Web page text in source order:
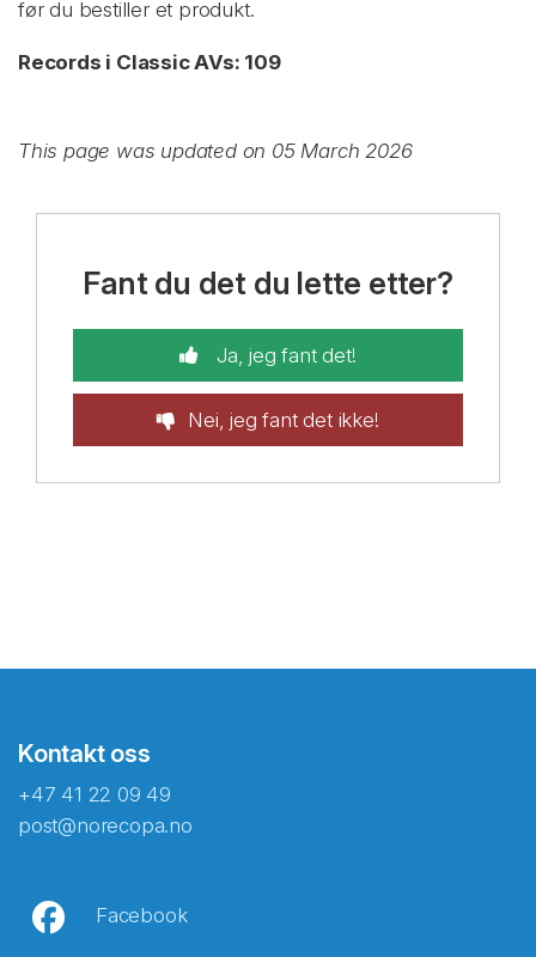
før du bestiller et produkt.
Records i Classic AVs: 109
This page was updated on 05 March 2026
Fant du det du lette etter?
Ja, jeg fant det!
Nei, jeg fant det ikke!
Kontakt oss
+47 41 22 09 49
post@norecopa.no
Facebook